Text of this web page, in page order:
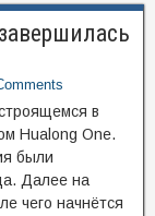
в
Hualong One.
были
Далее на
чего начнётся